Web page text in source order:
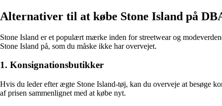
Alternativer til at købe Stone Island på
Stone Island er et populært mærke inden for streetwear og
Stone Island på, som du måske ikke har overvejet.
1. Konsignationsbutikker
Hvis du leder efter ægte Stone Island-tøj, kan du overveje at besøge
af prisen sammenlignet med at købe nyt.